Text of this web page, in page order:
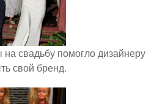
свадьбу помогло дизайнеру
свой бренд.